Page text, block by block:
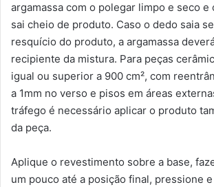
argamassa com o polegar limpo e seco e
sai cheio de produto. Caso o dedo saia
resquício do produto, a argamassa
recipiente da mistura. Para peças
igual ou superior a 900 cm², com
a 1mm no verso e pisos em áreas
tráfego é necessário aplicar o produto
da peça.
Aplique o revestimento sobre a base,
um pouco até a posição final, pressione